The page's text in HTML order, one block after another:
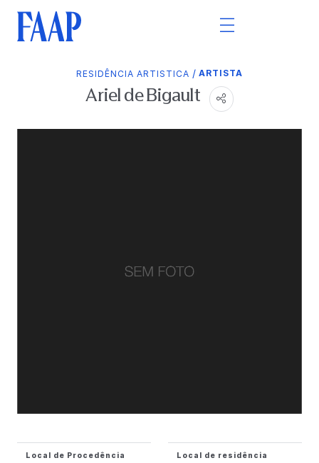
RESIDÊNCIA ARTISTICA / ARTISTA
Ariel de Bigault
Local de Procedência Local de residência